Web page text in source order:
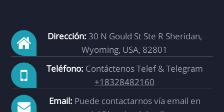
Dirección: 30 N Gould St Ste R Sheridan,
Wyoming, USA, 82801
Teléfono: Contáctenos Telef & Telegram
+18328482160
Email: Puede contactarnos vía email en